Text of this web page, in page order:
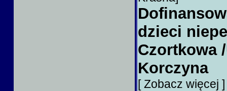
dzieci
Czortkowa
Korczyna
[ Zobacz więcej